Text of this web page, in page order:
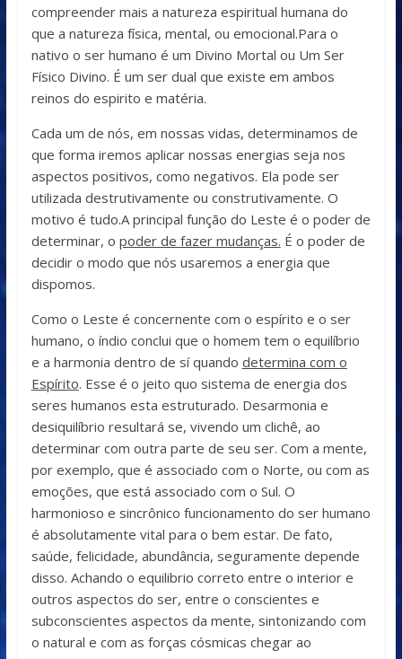
compreender mais a natureza espiritual humana do
que a natureza física, mental, ou emocional.Para o
nativo o ser humano é um Divino Mortal ou Um Ser
Físico Divino. É um ser dual que existe em ambos
reinos do espirito e matéria.
Cada um de nós, em nossas vidas, determinamos de
que forma iremos aplicar nossas energias seja nos
aspectos positivos, como negativos. Ela pode ser
utilizada destrutivamente ou construtivamente. O
motivo é tudo.A principal função do Leste é o poder de
determinar, o poder de fazer mudanças. É o poder de
decidir o modo que nós usaremos a energia que
dispomos.
Como o Leste é concernente com o espírito e o ser
humano, o índio conclui que o homem tem o equilíbrio
e a harmonia dentro de sí quando determina com o
Espírito. Esse é o jeito quo sistema de energia dos
seres humanos esta estruturado. Desarmonia e
desiquilíbrio resultará se, vivendo um clichê, ao
determinar com outra parte de seu ser. Com a mente,
por exemplo, que é associado com o Norte, ou com as
emoções, que está associado com o Sul. O
harmonioso e sincrônico funcionamento do ser humano
é absolutamente vital para o bem estar. De fato,
saúde, felicidade, abundância, seguramente depende
disso. Achando o equilibrio correto entre o interior e
outros aspectos do ser, entre o conscientes e
subconscientes aspectos da mente, sintonizando com
o natural e com as forças cósmicas chegar ao